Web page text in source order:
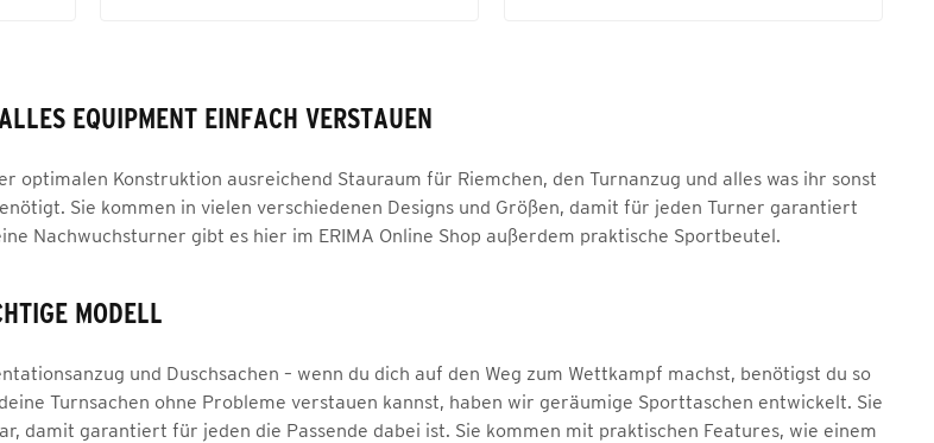
EQUIPMENT EINFACH VERSTAUEN
optimalen Konstruktion ausreichend Stauraum für Riemchen, den Turnanzug und alles was ihr sonst
Sie kommen in vielen verschiedenen Designs und Größen, damit für jeden Turner garantiert
Nachwuchsturner gibt es hier im ERIMA Online Shop außerdem praktische Sportbeutel.
MODELL
und Duschsachen – wenn du dich auf den Weg zum Wettkampf machst, benötigst du so
Turnsachen ohne Probleme verstauen kannst, haben wir geräumige Sporttaschen entwickelt. Sie
damit garantiert für jeden die Passende dabei ist. Sie kommen mit praktischen Features, wie einem